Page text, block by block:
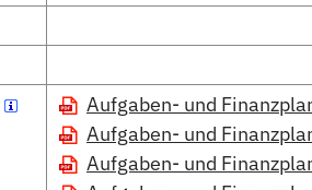
Aufgaben- und
Aufgaben- und
Aufgaben- und